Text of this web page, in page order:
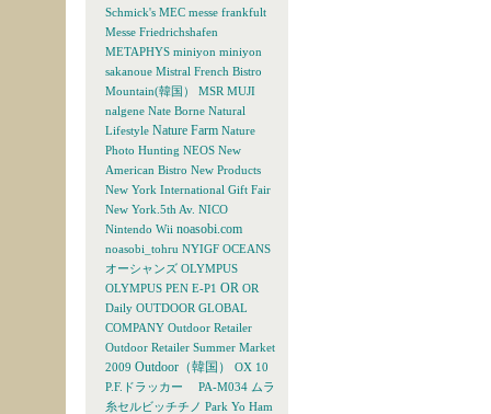
Schmick's MEC messe frankfult
Messe Friedrichshafen
METAPHYS miniyon miniyon
sakanoue Mistral French Bistro
Mountain(韓国）
MSR MUJI
nalgene Nate Borne Natural
Lifestyle Nature Farm Nature
Photo Hunting NEOS New
American Bistro New Products
New York International Gift Fair
New York.5th Av. NICO
Nintendo Wii noasobi.com
noasobi_tohru NYIGF OCEANS
オーシャンズ OLYMPUS
OLYMPUS PEN E-P1 OR OR
Daily OUTDOOR GLOBAL
COMPANY Outdoor Retailer
Outdoor Retailer Summer Market
2009 Outdoor（韓国）
OX 10
P.F.ドラッカー
PA-M034 ムラ
糸セルビッチチノ Park Yo Ham